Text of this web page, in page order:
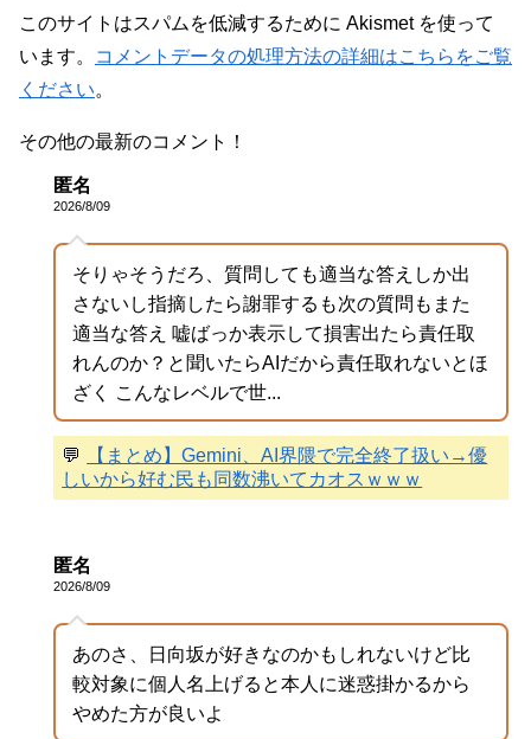
このサイトはスパムを低減するために Akismet を使って
います。
コメントデータの処理方法の詳細はこちらをご覧
ください。
その他の最新のコメント！
匿名
2026/8/09
そりゃそうだろ、質問しても適当な答えしか出
さないし指摘したら謝罪するも次の質問もまた
適当な答え 嘘ばっか表示して損害出たら責任取
れんのか？と聞いたらAIだから責任取れないとほ
ざく こんなレベルで世...
💬
【まとめ】Gemini、AI界隈で完全終了扱い→優
しいから好む民も同数沸いてカオスｗｗｗ
匿名
2026/8/09
あのさ、日向坂が好きなのかもしれないけど比
較対象に個人名上げると本人に迷惑掛かるから
やめた方が良いよ